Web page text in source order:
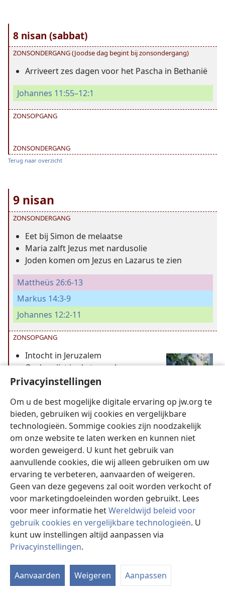
Privacyinstellingen
Om u de best mogelijke digitale ervaring op jw.org te
bieden, gebruiken wij cookies en vergelijkbare
technologieën. Sommige cookies zijn noodzakelijk
om onze website te laten werken en kunnen niet
worden geweigerd. U kunt het gebruik van
aanvullende cookies, die wij alleen gebruiken om uw
ervaring te verbeteren, aanvaarden of weigeren.
Geen van deze gegevens zal ooit worden verkocht of
voor marketingdoeleinden worden gebruikt. Lees
voor meer informatie hetWereldwijd beleid voor
gebruik cookies en vergelijkbare technologieën. U
kunt uw instellingen altijd aanpassen via
Privacyinstellingen.
Aanvaarden Weigeren Aanpassen
8 nisan (sabbat)
ZONSONDERGANG (Joodse dag begint bij zonsondergang)
Arriveert zes dagen voor het Pascha in Bethanië
Johannes 11:55–12:1
ZONSOPGANG
ZONSONDERGANG
Terug naar overzicht
9 nisan
ZONSONDERGANG
Eet bij Simon de melaatse
Maria zalft Jezus met nardusolie
Joden komen om Jezus en Lazarus te zien
Mattheüs 26:6-13
Markus 14:3-9
Johannes 12:2-11
ZONSOPGANG
Intocht in Jeruzalem
Onderwijst in de tempel
Mattheüs 21:1-11,14-17
Markus 11:1-11
Lukas 19:29-44
Johannes 12:12-19
ZONSONDERGANG
Terug naar overzicht
10 nisan
Overnacht in Bethanië